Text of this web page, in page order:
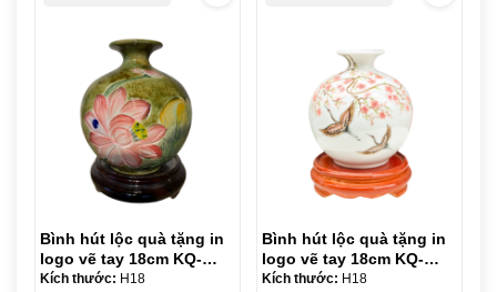
Bình hút lộc quà tặng in
logo vẽ tay 18cm KQ-
BHL01
Kích thước: H18
Bình hút lộc quà tặng in
logo vẽ tay 18cm KQ-
BHL02
Kích thước: H18